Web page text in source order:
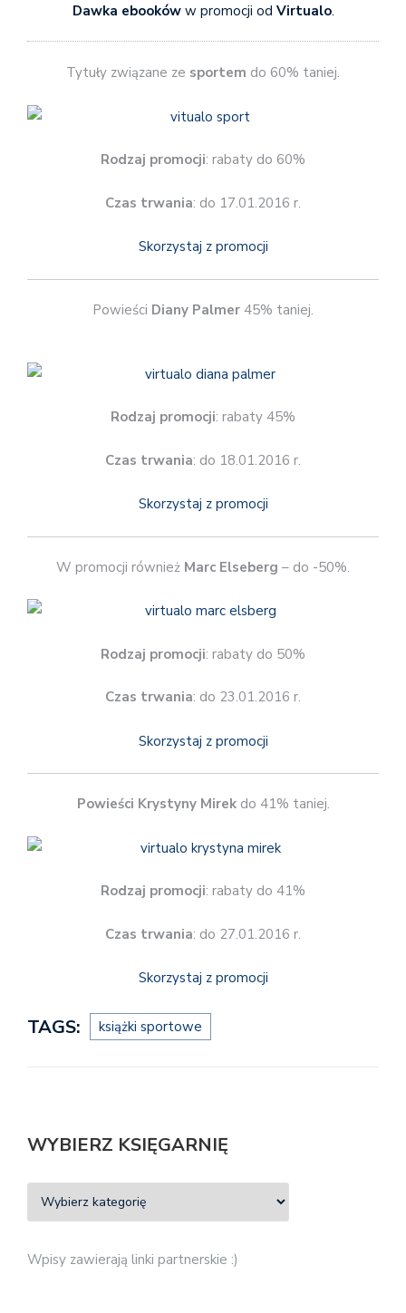
Dawka ebookóww promocji od Virtualo.
Tytuły związane ze sportem do 60% taniej.
Rodzaj promocji: rabaty do 60%
Czas trwania: do 17.01.2016 r.
Skorzystaj z promocji
Powieści Diany Palmer 45% taniej.
Rodzaj promocji: rabaty 45%
Czas trwania: do 18.01.2016 r.
Skorzystaj z promocji
W promocji również Marc Elseberg – do -50%.
Rodzaj promocji: rabaty do 50%
Czas trwania: do 23.01.2016 r.
Skorzystaj z promocji
Powieści Krystyny Mirekdo 41% taniej.
Rodzaj promocji: rabaty do 41%
Czas trwania: do 27.01.2016 r.
Skorzystaj z promocji
TAGS: książki sportowe
WYBIERZ KSIĘGARNIĘ
Wpisy zawierają linki partnerskie :)